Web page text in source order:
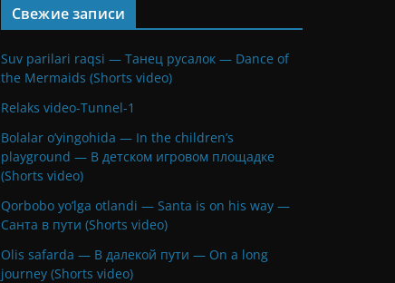
Свежие записи
Suv parilari raqsi — Танец русалок — Dance of
the Mermaids (Shorts video)
Relaks video-Tunnel-1
Bolalar o’yingohida — In the children’s
playground — В детском игровом площадке
(Shorts video)
Qorbobo yo’lga otlandi — Santa is on his way —
Санта в пути (Shorts video)
Olis safarda — В далекой пути — On a long
journey (Shorts video)